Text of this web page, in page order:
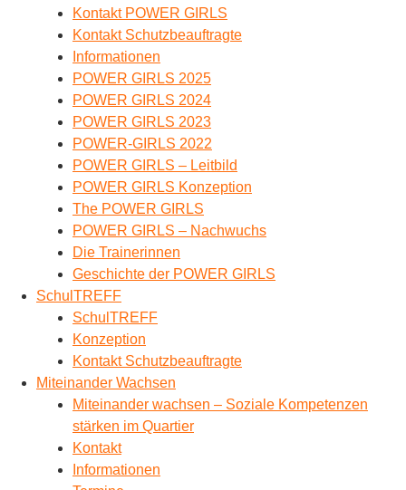
Kontakt POWER GIRLS
Kontakt Schutzbeauftragte
Informationen
POWER GIRLS 2025
POWER GIRLS 2024
POWER GIRLS 2023
POWER-GIRLS 2022
POWER GIRLS – Leitbild
POWER GIRLS Konzeption
The POWER GIRLS
POWER GIRLS – Nachwuchs
Die Trainerinnen
Geschichte der POWER GIRLS
SchulTREFF
SchulTREFF
Konzeption
Kontakt Schutzbeauftragte
Miteinander Wachsen
Miteinander wachsen – Soziale Kompetenzen
stärken im Quartier
Kontakt
Informationen